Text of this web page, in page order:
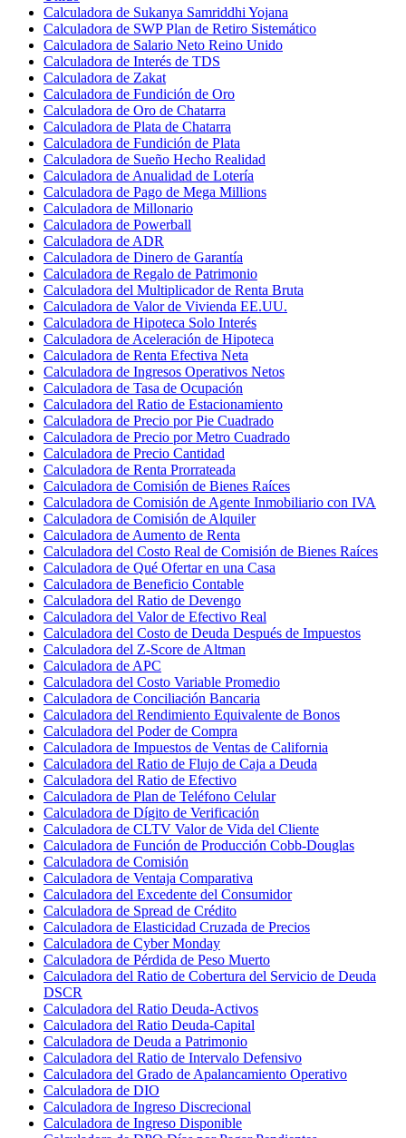
Calculadora de Sukanya Samriddhi Yojana
Calculadora de SWP Plan de Retiro Sistemático
Calculadora de Salario Neto Reino Unido
Calculadora de Interés de TDS
Calculadora de Zakat
Calculadora de Fundición de Oro
Calculadora de Oro de Chatarra
Calculadora de Plata de Chatarra
Calculadora de Fundición de Plata
Calculadora de Sueño Hecho Realidad
Calculadora de Anualidad de Lotería
Calculadora de Pago de Mega Millions
Calculadora de Millonario
Calculadora de Powerball
Calculadora de ADR
Calculadora de Dinero de Garantía
Calculadora de Regalo de Patrimonio
Calculadora del Multiplicador de Renta Bruta
Calculadora de Valor de Vivienda EE.UU.
Calculadora de Hipoteca Solo Interés
Calculadora de Aceleración de Hipoteca
Calculadora de Renta Efectiva Neta
Calculadora de Ingresos Operativos Netos
Calculadora de Tasa de Ocupación
Calculadora del Ratio de Estacionamiento
Calculadora de Precio por Pie Cuadrado
Calculadora de Precio por Metro Cuadrado
Calculadora de Precio Cantidad
Calculadora de Renta Prorrateada
Calculadora de Comisión de Bienes Raíces
Calculadora de Comisión de Agente Inmobiliario con IVA
Calculadora de Comisión de Alquiler
Calculadora de Aumento de Renta
Calculadora del Costo Real de Comisión de Bienes Raíces
Calculadora de Qué Ofertar en una Casa
Calculadora de Beneficio Contable
Calculadora del Ratio de Devengo
Calculadora del Valor de Efectivo Real
Calculadora del Costo de Deuda Después de Impuestos
Calculadora del Z-Score de Altman
Calculadora de APC
Calculadora del Costo Variable Promedio
Calculadora de Conciliación Bancaria
Calculadora del Rendimiento Equivalente de Bonos
Calculadora del Poder de Compra
Calculadora de Impuestos de Ventas de California
Calculadora del Ratio de Flujo de Caja a Deuda
Calculadora del Ratio de Efectivo
Calculadora de Plan de Teléfono Celular
Calculadora de Dígito de Verificación
Calculadora de CLTV Valor de Vida del Cliente
Calculadora de Función de Producción Cobb-Douglas
Calculadora de Comisión
Calculadora de Ventaja Comparativa
Calculadora del Excedente del Consumidor
Calculadora de Spread de Crédito
Calculadora de Elasticidad Cruzada de Precios
Calculadora de Cyber Monday
Calculadora de Pérdida de Peso Muerto
Calculadora del Ratio de Cobertura del Servicio de Deuda
DSCR
Calculadora del Ratio Deuda-Activos
Calculadora del Ratio Deuda-Capital
Calculadora de Deuda a Patrimonio
Calculadora del Ratio de Intervalo Defensivo
Calculadora del Grado de Apalancamiento Operativo
Calculadora de DIO
Calculadora de Ingreso Discrecional
Calculadora de Ingreso Disponible